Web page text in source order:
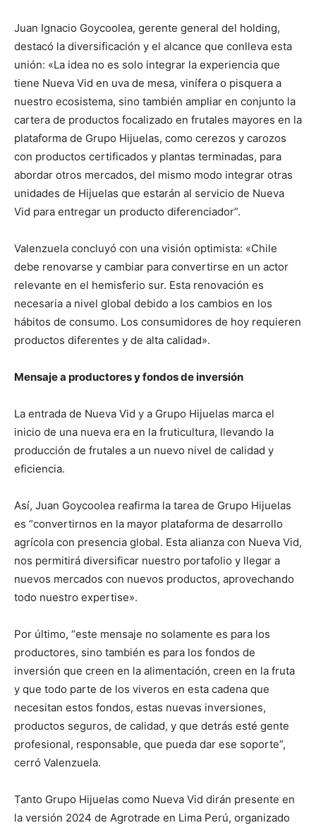
Juan Ignacio Goycoolea, gerente general del holding,
destacó la diversificación y el alcance que conlleva esta
unión: «La idea no es solo integrar la experiencia que
tiene Nueva Vid en uva de mesa, vinífera o pisquera a
nuestro ecosistema, sino también ampliar en conjunto la
cartera de productos focalizado en frutales mayores en la
plataforma de Grupo Hijuelas, como cerezos y carozos
con productos certificados y plantas terminadas, para
abordar otros mercados, del mismo modo integrar otras
unidades de Hijuelas que estarán al servicio de Nueva
Vid para entregar un producto diferenciador”.
Valenzuela concluyó con una visión optimista: «Chile
debe renovarse y cambiar para convertirse en un actor
relevante en el hemisferio sur. Esta renovación es
necesaria a nivel global debido a los cambios en los
hábitos de consumo. Los consumidores de hoy requieren
productos diferentes y de alta calidad».
Mensaje a productores y fondos de inversión
La entrada de Nueva Vid y a Grupo Hijuelas marca el
inicio de una nueva era en la fruticultura, llevando la
producción de frutales a un nuevo nivel de calidad y
eficiencia.
Así, Juan Goycoolea reafirma la tarea de Grupo Hijuelas
es “convertirnos en la mayor plataforma de desarrollo
agrícola con presencia global. Esta alianza con Nueva Vid,
nos permitirá diversificar nuestro portafolio y llegar a
nuevos mercados con nuevos productos, aprovechando
todo nuestro expertise».
Por último, “este mensaje no solamente es para los
productores, sino también es para los fondos de
inversión que creen en la alimentación, creen en la fruta
y que todo parte de los viveros en esta cadena que
necesitan estos fondos, estas nuevas inversiones,
productos seguros, de calidad, y que detrás esté gente
profesional, responsable, que pueda dar ese soporte”,
cerró Valenzuela.
Tanto Grupo Hijuelas como Nueva Vid dirán presente en
la versión 2024 de Agrotrade en Lima Perú, organizado